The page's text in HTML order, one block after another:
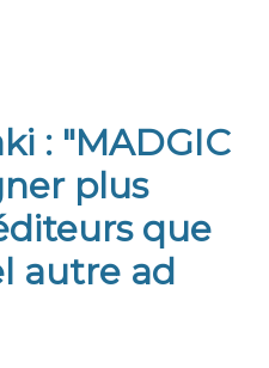
: "MADGIC
plus
que
autre ad